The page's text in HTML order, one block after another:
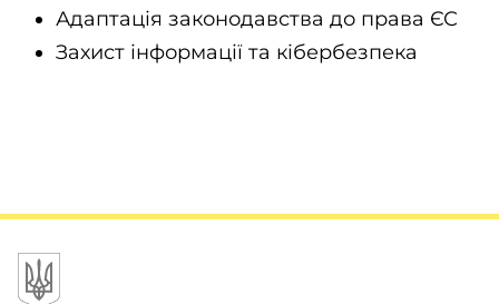
Адаптація законодавства до права ЄС
Захист інформації та кібербезпека